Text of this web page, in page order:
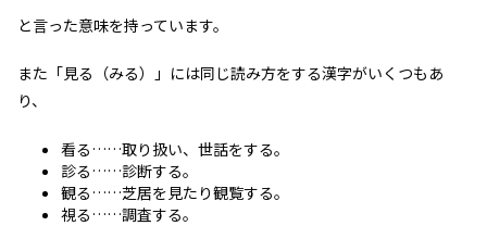
と言った意味を持っています。
また「見る（みる）」には同じ読み方をする漢字がいくつもあ
り、
看る……取り扱い、世話をする。
診る……診断する。
観る……芝居を見たり観覧する。
視る……調査する。